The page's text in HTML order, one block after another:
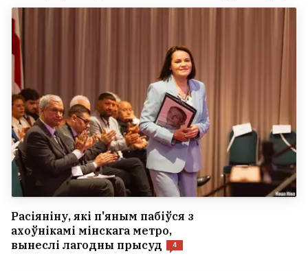
Расіяніну, які п'яным пабіўся з
ахоўнікамі мінскага метро,
вынеслі лагодны прысуд
4